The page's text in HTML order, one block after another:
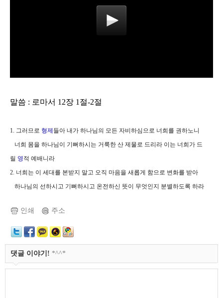
말씀 : 로마서 12장 1절-2절
1. 그러므로 형제들아 내가 하나님의 모든 자비하심으로 너희를 권하노니
너희 몸을 하나님이 기뻐하시는 거룩한 산 제물로 드리라 이는 너희가 드
릴 영적 예배니라
2. 너희는 이 세대를 본받지 말고 오직 마음을 새롭게 함으로 변화를 받아
하나님의 선하시고 기뻐하시고 온전하신 뜻이 무엇인지 분별하도록 하라
인쇄 주소
댓글 이야기! *^^*